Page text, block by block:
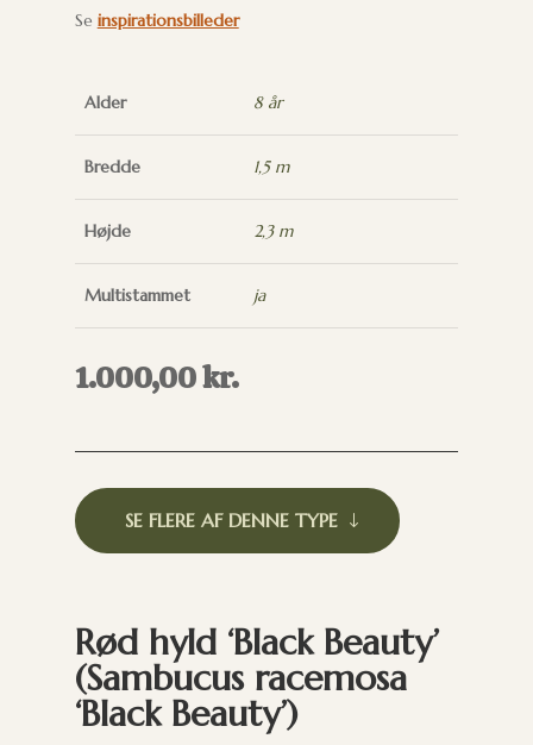
Se inspirationsbilleder
Alder 8 år
Bredde 1,5 m
Højde 2,3 m
Multistammet ja
1.000,00kr.
SE FLERE AF DENNE TYPE
Rød hyld ‘Black Beauty’
(Sambucus racemosa
‘Black Beauty’)